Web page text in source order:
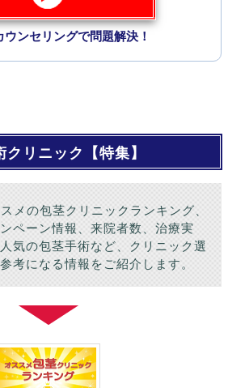
ウンセリングで問題解決！
リニック【特集】
メの包茎クリニックランキング、
ペーン情報、来院者数、治療実
気の包茎手術など、クリニック選
考になる情報をご紹介します。